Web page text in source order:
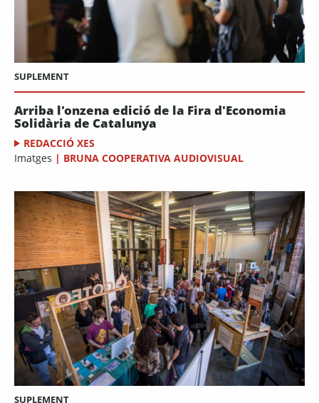
SUPLEMENT
Arriba l'onzena edició de la Fira d'Economia
Solidària de Catalunya
REDACCIÓ XES
Imatges | BRUNA COOPERATIVA AUDIOVISUAL
SUPLEMENT